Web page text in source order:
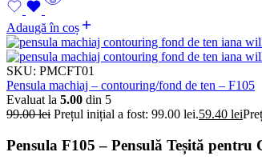
Adaugă în coș
SKU: PMCFT01
Pensula machiaj – contouring/fond de ten – F105
Evaluat la 5.00 din 5
99.00lei Prețul inițial a fost: 99.00 lei.59.40 lei
Pensula F105 – Pensulă Teșită pentru